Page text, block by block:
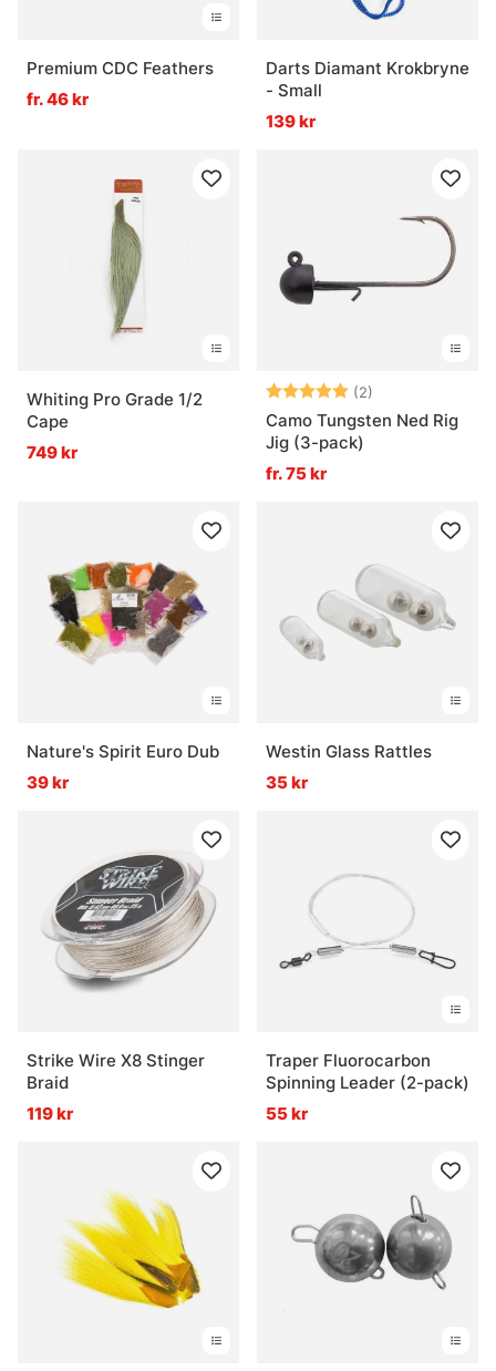
Premium CDC Feathers
fr. 46 kr
Darts Diamant Krokbryne
- Small
139 kr
Whiting Pro Grade 1/2
Cape
749 kr
Betyg: (2)
Camo Tungsten Ned Rig
Jig (3-pack)
fr. 75 kr
Nature's Spirit Euro Dub
39 kr
Westin Glass Rattles
35 kr
Strike Wire X8 Stinger
Braid
119 kr
Traper Fluorocarbon
Spinning Leader (2-pack)
55 kr